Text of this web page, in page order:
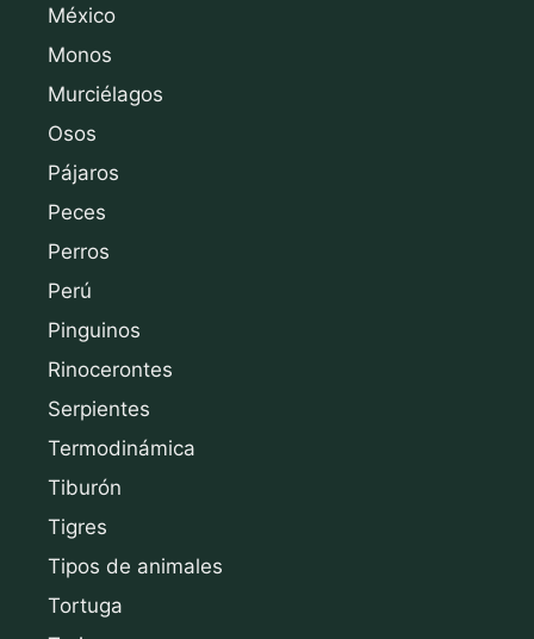
México
Monos
Murciélagos
Osos
Pájaros
Peces
Perros
Perú
Pinguinos
Rinocerontes
Serpientes
Termodinámica
Tiburón
Tigres
Tipos de animales
Tortuga